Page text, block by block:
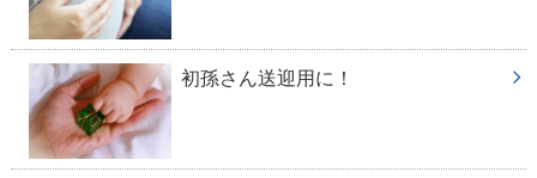
初孫さん送迎用に！